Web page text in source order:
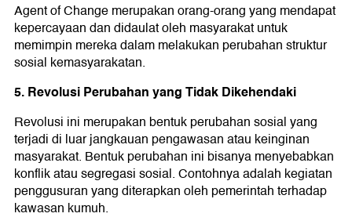
Agent of Change merupakan orang-orang yang mendapat
kepercayaan dan didaulat oleh masyarakat untuk
memimpin mereka dalam melakukan perubahan struktur
sosial kemasyarakatan.
5. Revolusi Perubahan yang Tidak Dikehendaki
Revolusi ini merupakan bentuk perubahan sosial yang
terjadi di luar jangkauan pengawasan atau keinginan
masyarakat. Bentuk perubahan ini bisanya menyebabkan
konflik atau segregasi sosial. Contohnya adalah kegiatan
penggusuran yang diterapkan oleh pemerintah terhadap
kawasan kumuh.